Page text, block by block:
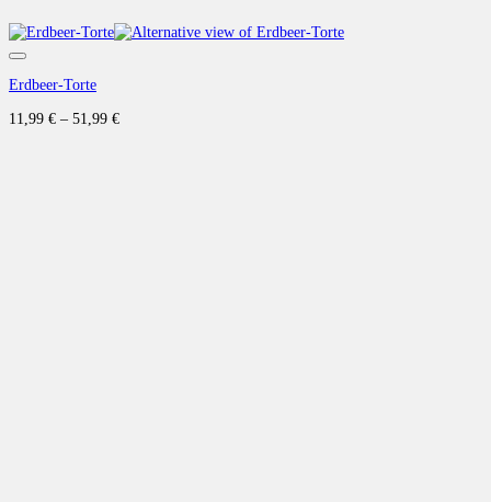
Erdbeer-Torte
11,99 € – 51,99 €